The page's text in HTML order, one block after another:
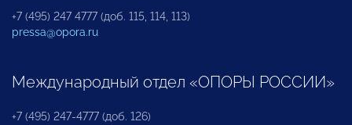
+7 (495) 247 4777 (доб. 115, 114, 113)
pressa@opora.ru
Международный отдел «ОПОРЫ РОССИИ»
+7 (495) 247-4777 (доб. 126)